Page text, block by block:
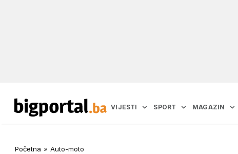
VIJESTI SPORT MAGAZIN
Početna » Auto-moto